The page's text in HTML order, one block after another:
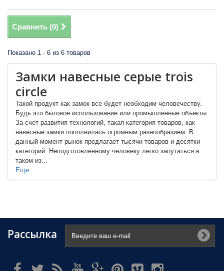
Сравнить (0)
Показано 1 - 6 из 6 товаров
Замки навесные серые trois
circle
Такой продукт как замок все будет необходим человечеству.
Будь это бытовое использование или промышленные объекты.
За счет развития технологий, такая категория товаров, как
навесные замки пополнилась огромным разнообразием. В
данный момент рынок предлагает тысячи товаров и десятки
категорий. Неподготовленному человеку легко запутаться в
таком из...
Еще
Рассылка